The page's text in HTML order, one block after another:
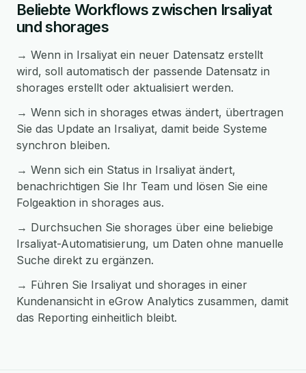
Beliebte Workflows zwischen Irsaliyat
und shorages
→ Wenn in Irsaliyat ein neuer Datensatz erstellt
wird, soll automatisch der passende Datensatz in
shorages erstellt oder aktualisiert werden.
→ Wenn sich in shorages etwas ändert, übertragen
Sie das Update an Irsaliyat, damit beide Systeme
synchron bleiben.
→ Wenn sich ein Status in Irsaliyat ändert,
benachrichtigen Sie Ihr Team und lösen Sie eine
Folgeaktion in shorages aus.
→ Durchsuchen Sie shorages über eine beliebige
Irsaliyat-Automatisierung, um Daten ohne manuelle
Suche direkt zu ergänzen.
→ Führen Sie Irsaliyat und shorages in einer
Kundenansicht in eGrow Analytics zusammen, damit
das Reporting einheitlich bleibt.